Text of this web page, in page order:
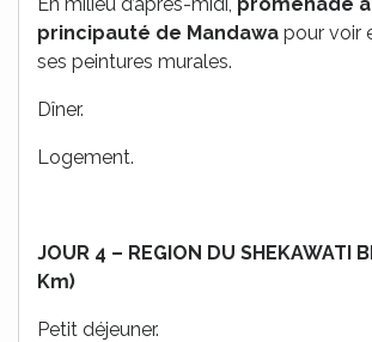
principauté de Mandawa pour voir
ses peintures murales.
Dîner.
Logement.
JOUR 4 – REGION DU SHEKAWATI
Km)
Petit déjeuner.